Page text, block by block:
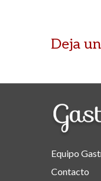
Deja
Equipo
Contacto